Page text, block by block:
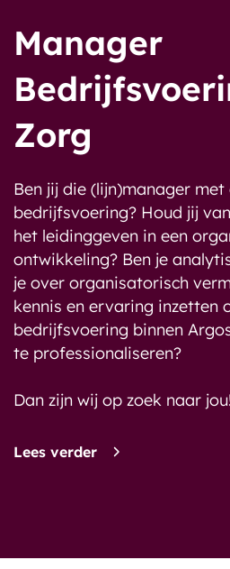
Manager
Zorg
Ben jij die (lijn)manager
bedrijfsvoering? Houd jij
het leidinggeven in een
ontwikkeling? Ben je
je over organisatorisch
kennis en ervaring inzetten
bedrijfsvoering binnen
te professionaliseren?
Dan zijn wij op zoek naar jou!
Lees verder